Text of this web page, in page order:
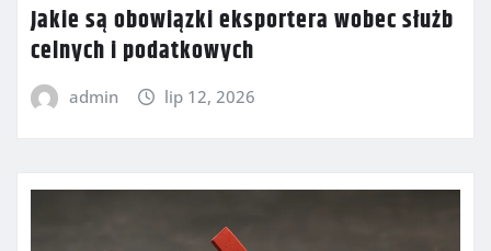
Jakie są obowiązki eksportera wobec służb
celnych i podatkowych
admin lip 12, 2026